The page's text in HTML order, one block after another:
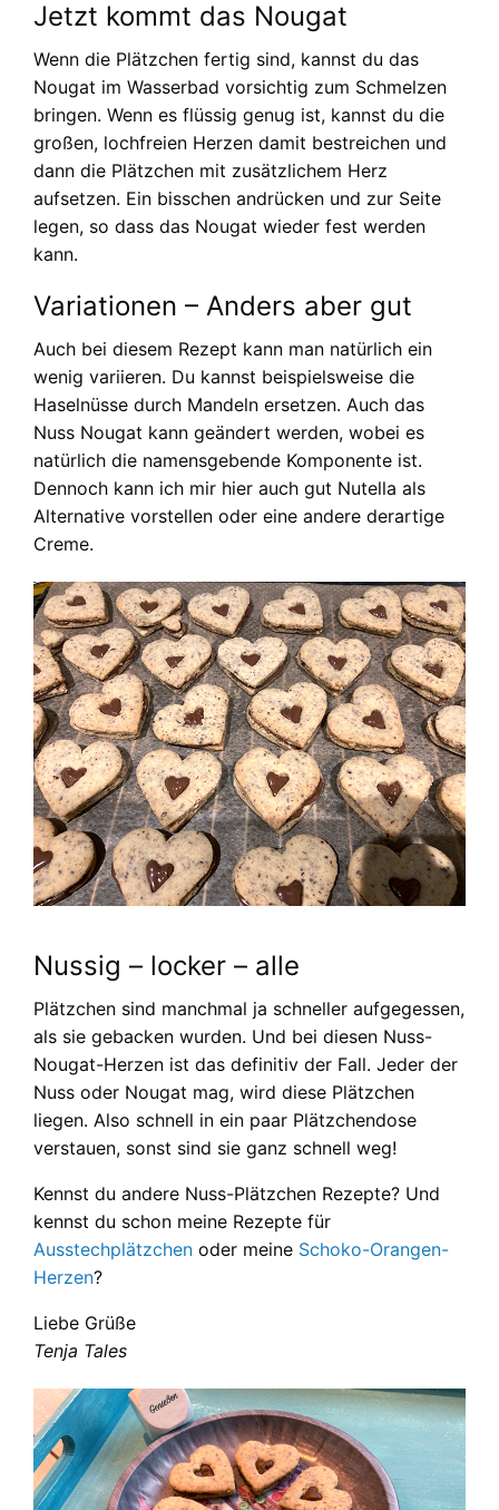
Jetzt kommt das Nougat
Wenn die Plätzchen fertig sind, kannst du das
Nougat im Wasserbad vorsichtig zum Schmelzen
bringen. Wenn es flüssig genug ist, kannst du die
großen, lochfreien Herzen damit bestreichen und
dann die Plätzchen mit zusätzlichem Herz
aufsetzen. Ein bisschen andrücken und zur Seite
legen, so dass das Nougat wieder fest werden
kann.
Variationen – Anders aber gut
Auch bei diesem Rezept kann man natürlich ein
wenig variieren. Du kannst beispielsweise die
Haselnüsse durch Mandeln ersetzen. Auch das
Nuss Nougat kann geändert werden, wobei es
natürlich die namensgebende Komponente ist.
Dennoch kann ich mir hier auch gut Nutella als
Alternative vorstellen oder eine andere derartige
Creme.
Nussig – locker – alle
Plätzchen sind manchmal ja schneller aufgegessen,
als sie gebacken wurden. Und bei diesen Nuss-
Nougat-Herzen ist das definitiv der Fall. Jeder der
Nuss oder Nougat mag, wird diese Plätzchen
liegen. Also schnell in ein paar Plätzchendose
verstauen, sonst sind sie ganz schnell weg!
Kennst du andere Nuss-Plätzchen Rezepte? Und
kennst du schon meine Rezepte für
Ausstechplätzchen oder meine Schoko-Orangen-
Herzen?
Liebe Grüße
Tenja Tales